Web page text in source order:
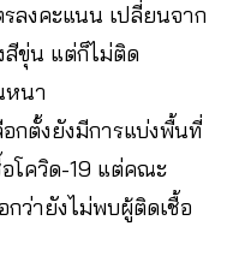
ลงคะแนน เปลี่ยนจาก
สีขุ่น แต่ก็ไม่ติด
หนา
กตั้งยังมีการแบ่งพื้นที่
โควิด-19 แต่คณะ
กว่ายังไม่พบผู้ติดเชื้อ